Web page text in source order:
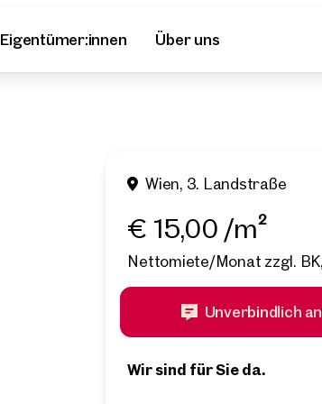
Eigentümer:innen Über uns
Wien, 3. Landstraße
€ 15,00 /m²
Nettomiete/Monat zzgl.
Unverbindlich
Wir sind für Sie da.